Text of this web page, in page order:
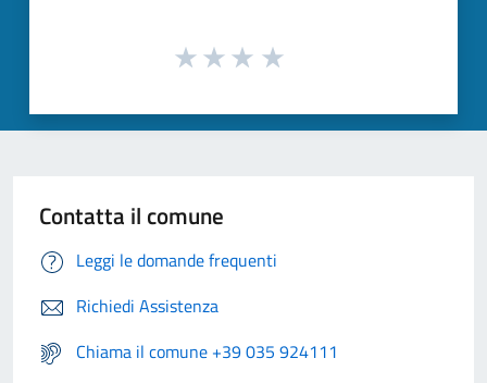
Contatta il comune
Leggi le domande frequenti
Richiedi Assistenza
Chiama il comune +39 035 924111